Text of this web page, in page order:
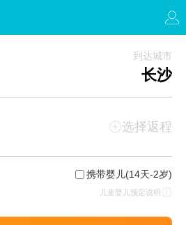
到达城市
长沙
选择返程
携带婴儿(14天-2岁)
儿童婴儿预定说明